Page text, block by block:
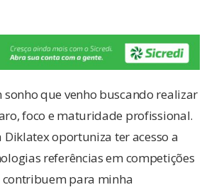
sonho que venho buscando realizar
foco e maturidade profissional.
Diklatex oportuniza ter acesso a
referências em competições
para minha